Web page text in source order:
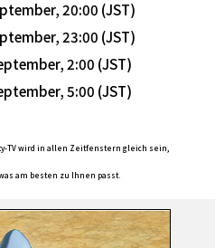
20:00 (JST)
23:00 (JST)
2:00 (JST)
5:00 (JST)
TV wird in allen Zeitfenstern gleich sein,
am besten zu Ihnen passt.